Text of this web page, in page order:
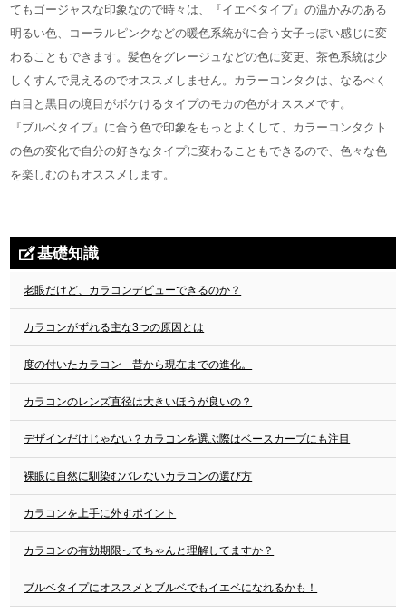
てもゴージャスな印象なので時々は、『イエベタイプ』の温かみのある
明るい色、コーラルピンクなどの暖色系統がに合う女子っぽい感じに変
わることもできます。髪色をグレージュなどの色に変更、茶色系統は少
しくすんで見えるのでオススメしません。カラーコンタクは、なるべく
白目と黒目の境目がボケけるタイプのモカの色がオススメです。
『ブルベタイプ』に合う色で印象をもっとよくして、カラーコンタクト
の色の変化で自分の好きなタイプに変わることもできるので、色々な色
を楽しむのもオススメします。
基礎知識
老眼だけど、カラコンデビューできるのか？
カラコンがずれる主な3つの原因とは
度の付いたカラコン 昔から現在までの進化。
カラコンのレンズ直径は大きいほうが良いの？
デザインだけじゃない？カラコンを選ぶ際はベースカーブにも注目
裸眼に自然に馴染むバレないカラコンの選び方
カラコンを上手に外すポイント
カラコンの有効期限ってちゃんと理解してますか？
ブルベタイプにオススメとブルベでもイエベになれるかも！